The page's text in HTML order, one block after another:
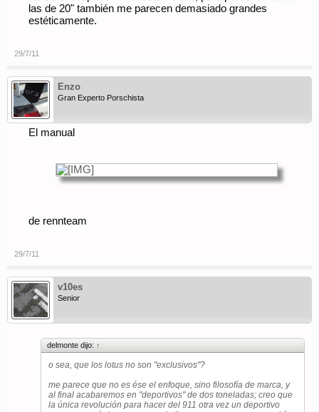
las de 20" también me parecen demasiado grandes
estéticamente.
29/7/11
Enzo
Gran Experto Porschista
El manual
de rennteam
29/7/11
v10es
Senior
delmonte dijo: ↑
o sea, que los lotus no son "exclusivos"?
me parece que no es ése el enfoque, sino filosofía de marca, y
al final acabaremos en "deportivos" de dos toneladas; creo que
la única revolución para hacer del 911 otra vez un deportivo